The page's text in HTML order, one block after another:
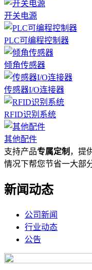
开关电源
PLC可编程控制器
倾角传感器
传感器I/O连接器
RFID识别系统
其他配件
支持产品专属定制 ，提
情况下帮您节省一大部
新闻动态
公司新闻
行业动态
公告